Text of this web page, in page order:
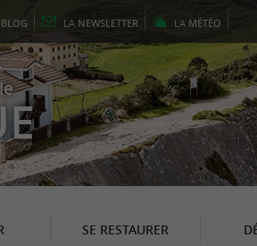
BLOG LA NEWSLETTER LA MÉTÉO
SE RESTAURER